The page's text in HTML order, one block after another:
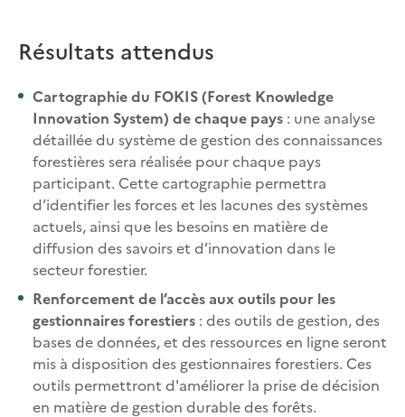
Résultats attendus
Cartographie du FOKIS (Forest Knowledge
Innovation System) de chaque pays : une analyse
détaillée du système de gestion des connaissances
forestières sera réalisée pour chaque pays
participant. Cette cartographie permettra
d’identifier les forces et les lacunes des systèmes
actuels, ainsi que les besoins en matière de
diffusion des savoirs et d’innovation dans le
secteur forestier.
Renforcement de l’accès aux outils pour les
gestionnaires forestiers : des outils de gestion, des
bases de données, et des ressources en ligne seront
mis à disposition des gestionnaires forestiers. Ces
outils permettront d'améliorer la prise de décision
en matière de gestion durable des forêts.